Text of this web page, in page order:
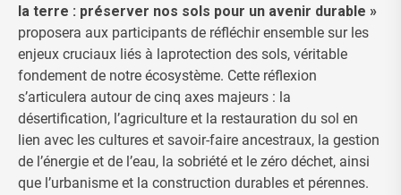
la terre : préserver nos sols pour un avenir durable »
proposera aux participants de réfléchir ensemble sur les
enjeux cruciaux liés à laprotection des sols, véritable
fondement de notre écosystème. Cette réflexion
s’articulera autour de cinq axes majeurs : la
désertification, l’agriculture et la restauration du sol en
lien avec les cultures et savoir-faire ancestraux, la gestion
de l’énergie et de l’eau, la sobriété et le zéro déchet, ainsi
que l’urbanisme et la construction durables et pérennes.